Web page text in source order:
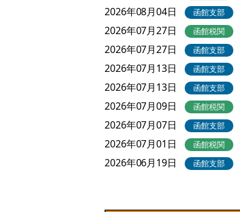
2026年08月04日
函館支部
2026年07月27日
函館税関
2026年07月27日
函館支部
2026年07月13日
函館支部
2026年07月13日
函館支部
2026年07月09日
函館税関
2026年07月07日
函館支部
2026年07月01日
函館税関
2026年06月19日
函館支部